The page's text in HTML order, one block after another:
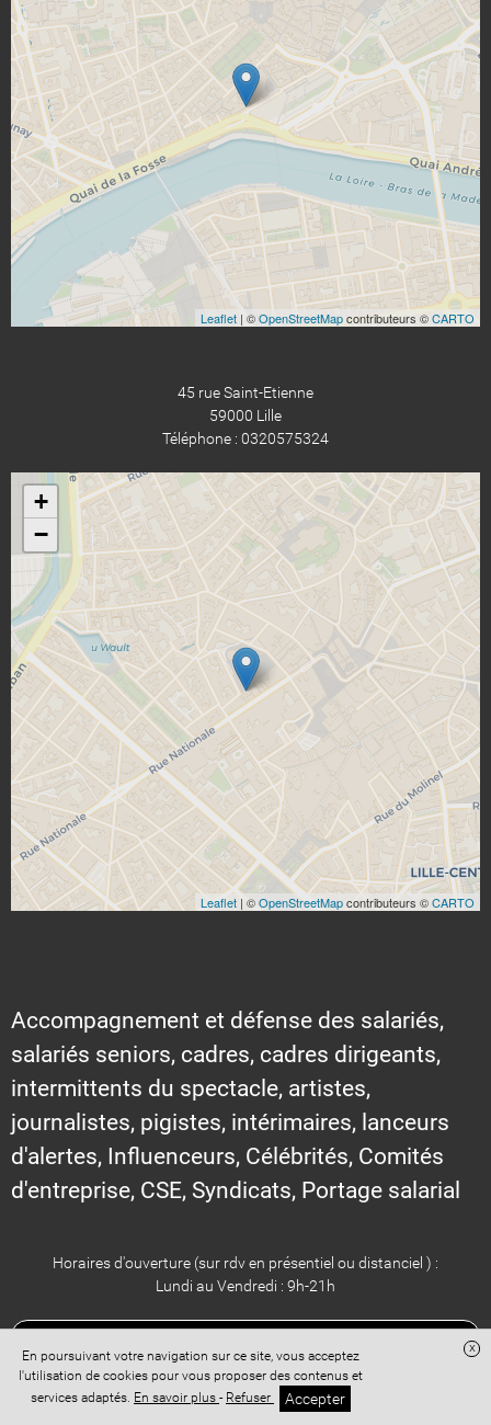
Leaflet | ©OpenStreetMapcontributeurs ©CARTO
45 rue Saint-Etienne
59000 Lille
Téléphone : 0320575324
+
−
Leaflet | ©OpenStreetMapcontributeurs ©CARTO
Accompagnement et défense des salariés,
salariés seniors, cadres, cadres dirigeants,
intermittents du spectacle, artistes,
journalistes, pigistes, intérimaires, lanceurs
d'alertes, Influenceurs, Célébrités, Comités
d'entreprise, CSE, Syndicats, Portage salarial
Horaires d'ouverture (sur rdv en présentiel ou distanciel ) :
Lundi au Vendredi : 9h-21h
CONTACTEZ CHHUM AVOCATS POUR UN RDV AU CABINET OU EN
ZOOM
En poursuivant votre navigation sur ce site, vous acceptez
l'utilisation de cookies pour vous proposer des contenus et
services adaptés. En savoir plus - Refuser Accepter
x